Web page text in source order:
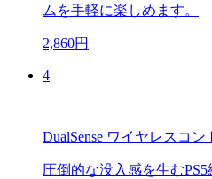
ムを手軽に楽しめます。
2,860円
4
DualSense ワイヤレスコン
圧倒的な没入感を生む